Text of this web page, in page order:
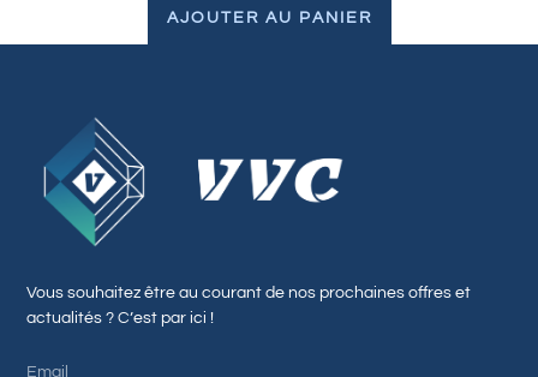
AJOUTER AU PANIER
Vous souhaitez être au courant de nos prochaines offres et
actualités ? C’est par ici !